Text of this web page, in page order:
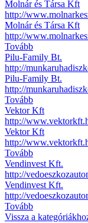
Molnár és Társa Kft
http://
Molnár és Társa Kft
http://
Tovább
Pilu-Family Bt.
http://
Pilu-Family Bt.
http://
Tovább
Vektor Kft
http://
Vektor Kft
http://
Tovább
Vendinvest Kft.
http://
Vendinvest Kft.
http://
Tovább
Vissza a